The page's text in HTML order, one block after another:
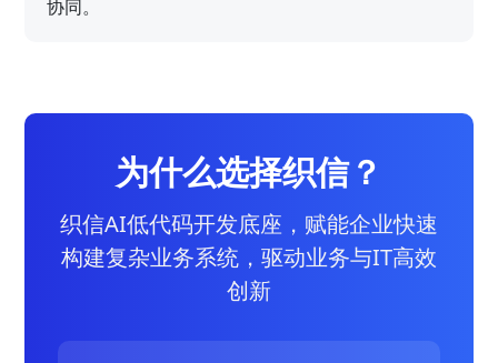
协同。
为什么选择织信？
织信AI低代码开发底座，赋能企业快速
构建复杂业务系统，驱动业务与IT高效
创新